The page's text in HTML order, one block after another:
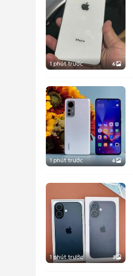
1 phút trước 6
1 phút trước 6
1 phút trước 3